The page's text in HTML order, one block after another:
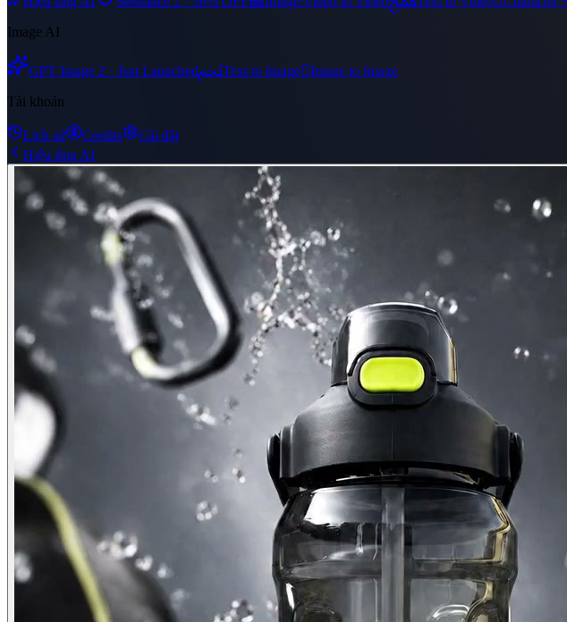
Image AI
GPT Image 2 · Just LaunchedﶅText to ImageImage to Image
Tài khoản
Lịch sử Credits
Cài đặt
Hiệu ứng AI